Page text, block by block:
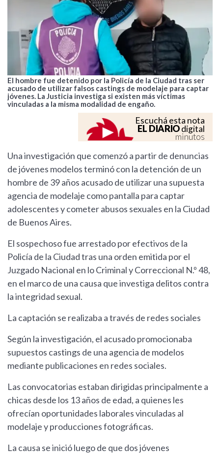
El hombre fue detenido por la Policía de la Ciudad tras ser
acusado de utilizar falsos castings de modelaje para captar
jóvenes. La Justicia investiga si existen más víctimas
vinculadas a la misma modalidad de engaño.
Escuchá esta nota
EL DIARIOdigital
minutos
Una investigación que comenzó a partir de denuncias
de jóvenes modelos terminó con la detención de un
hombre de 39 años acusado de utilizar una supuesta
agencia de modelaje como pantalla para captar
adolescentes y cometer abusos sexuales en la Ciudad
de Buenos Aires.
El sospechoso fue arrestado por efectivos de la
Policía de la Ciudad tras una orden emitida por el
Juzgado Nacional en lo Criminal y Correccional N.º 48,
en el marco de una causa que investiga delitos contra
la integridad sexual.
La captación se realizaba a través de redes sociales
Según la investigación, el acusado promocionaba
supuestos castings de una agencia de modelos
mediante publicaciones en redes sociales.
Las convocatorias estaban dirigidas principalmente a
chicas desde los 13 años de edad, a quienes les
ofrecían oportunidades laborales vinculadas al
modelaje y producciones fotográficas.
La causa se inició luego de que dos jóvenes